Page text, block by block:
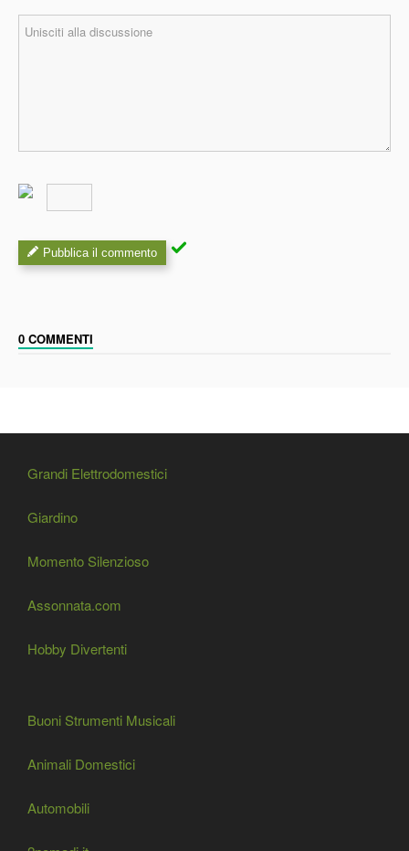
Pubblica il commento
0 COMMENTI
Grandi Elettrodomestici
Giardino
Momento Silenzioso
Assonnata.com
Hobby Divertenti
Buoni Strumenti Musicali
Animali Domestici
Automobili